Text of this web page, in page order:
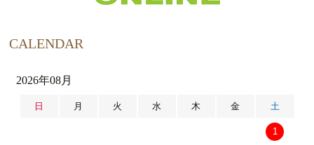
CALENDAR
2026年08月
日 月 火 水 木 金 土
1